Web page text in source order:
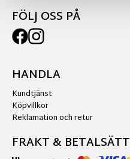
FÖLJ OSS PÅ
HANDLA
Kundtjänst
Köpvillkor
Reklamation och retur
FRAKT & BETALSÄTT